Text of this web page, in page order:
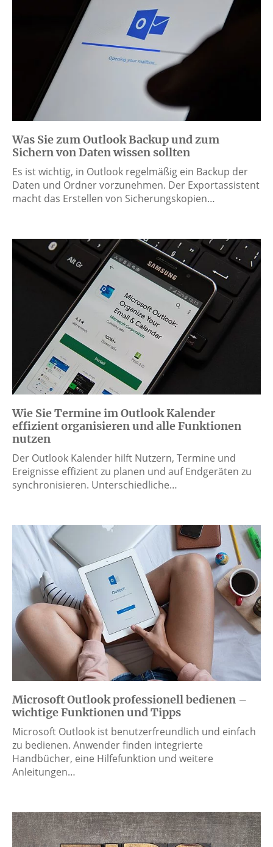
Was Sie zum Outlook Backup und zum
Sichern von Daten wissen sollten
Es ist wichtig, in Outlook regelmäßig ein Backup der
Daten und Ordner vorzunehmen. Der Exportassistent
macht das Erstellen von Sicherungskopien…
Wie Sie Termine im Outlook Kalender
effizient organisieren und alle Funktionen
nutzen
Der Outlook Kalender hilft Nutzern, Termine und
Ereignisse effizient zu planen und auf Endgeräten zu
synchronisieren. Unterschiedliche…
Microsoft Outlook professionell bedienen –
wichtige Funktionen und Tipps
Microsoft Outlook ist benutzerfreundlich und einfach
zu bedienen. Anwender finden integrierte
Handbücher, eine Hilfefunktion und weitere
Anleitungen…